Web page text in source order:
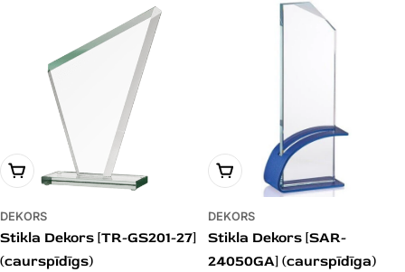
PIEVIENOT GROZAM
DEKORS
Stikla Dekors [TR-GS201-27]
(caurspīdīgs)
PIEVIENOT GROZAM
DEKORS
Stikla Dekors [SAR-
24050GA] (caurspīdīga)